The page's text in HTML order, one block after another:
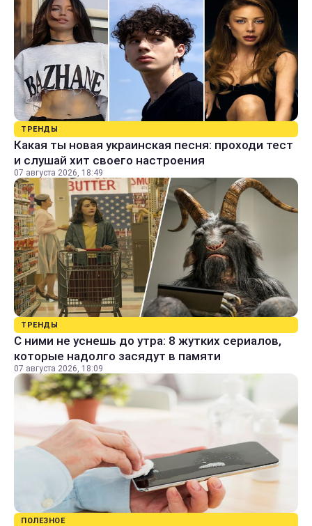
ТРЕНДЫ
Какая ты новая украинская песня: проходи тест
и слушай хит своего настроения
07 августа 2026, 18:49
ТРЕНДЫ
С ними не уснешь до утра: 8 жутких сериалов,
которые надолго засядут в памяти
07 августа 2026, 18:09
ПОЛЕЗНОЕ